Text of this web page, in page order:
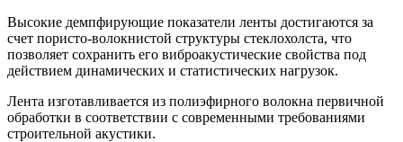
Высокие демпфирующие показатели ленты достигаются за
счет пористо-волокнистой структуры стеклохолста, что
позволяет сохранить его виброакустические свойства под
действием динамических и статистических нагрузок.
Лента изготавливается из полиэфирного волокна первичной
обработки в соответствии с современными требованиями
строительной акустики.